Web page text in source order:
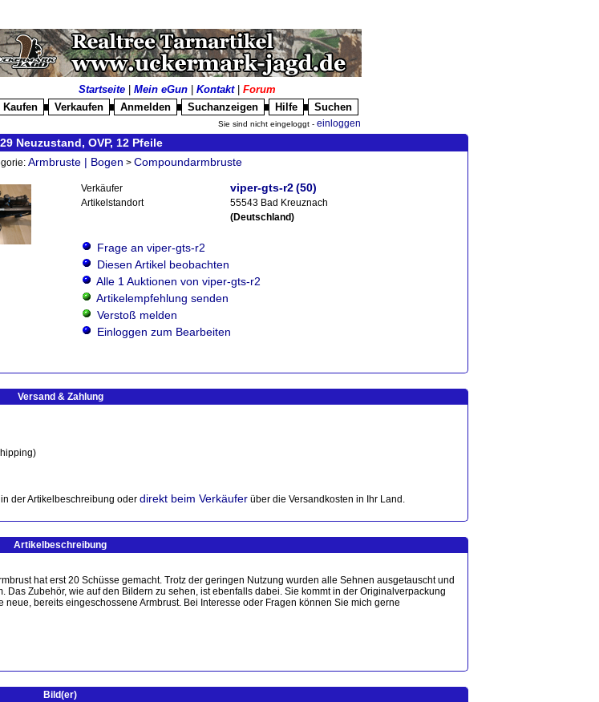
Startseite Mein eGun Kontakt| Forum
Kaufen
Verkaufen Anmelden Suchanzeigen Hilfe Suchen
Sie sind nicht eingeloggt - einloggen
Neuzustand, OVP, 12 Pfeile
Armbruste | Bogen > Compoundarmbruste
Verkäufer viper-gts-r2(50)
Artikelstandort
55543 Bad Kreuznach
(Deutschland)
Frage an viper-gts-r2
Diesen Artikel beobachten
Alle 1 Auktionen von viper-gts-r2
Artikelempfehlung senden
Verstoß melden
Einloggen zum Bearbeiten
Versand & Zahlung
der Artikelbeschreibung oder direkt beim Verkäufer über die Versandkosten in Ihr Land.
Artikelbeschreibung
hat erst 20 Schüsse gemacht. Trotz der geringen Nutzung wurden alle Sehnen ausgetauscht und
Zubehör, wie auf den Bildern zu sehen, ist ebenfalls dabei. Sie kommt in der Originalverpackung
bereits eingeschossene Armbrust. Bei Interesse oder Fragen können Sie mich gerne
Bild(er)